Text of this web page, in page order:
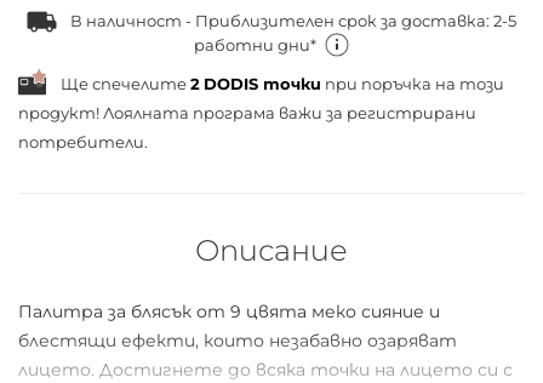
В наличност - Приблизителен срок за доставка: 2-5
работни дни*
Ще спечелите2 DODIS точки при поръчка на този
продукт! Лоялната програма важи за регистрирани
потребители.
Описание
Палитра за блясък от 9 цвята меко сияние и
блестящи ефекти, които незабавно озаряват
лицето. Достигнете до всяка точки на лицето си с